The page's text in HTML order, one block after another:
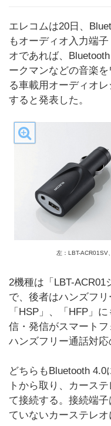
エレコムは20日、
もオーディオ入力端
オであれば、
ークマンなどの音楽
る車載用オーディオ
すると発表した。
左：LBT-ACR01SV
2機種は「LBT-ACR01
で、後者はハンズフ
「HSP」、「HFP」
信・発信がスマート
ハンズフリー通話対応
どちらもBluetooth
トから取り、カース
て接続する。接続端
ていないカーステレオ